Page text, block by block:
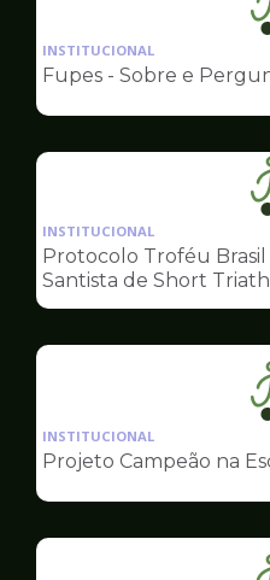
INSTITUCIONAL
Fupes - Sobre e
INSTITUCIONAL
Protocolo Troféu Brasil
Santista de Short
INSTITUCIONAL
Projeto Campeão na